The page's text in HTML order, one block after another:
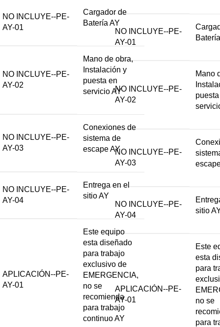
NO INCLUYE--PE-
AY-01
Cargador de
Batería AY
NO INCLUYE--PE-
AY-02
Mano de obra,
Instalación y
puesta en
servicio AY
NO INCLUYE--PE-
AY-03
Conexiones de
sistema de
escape AY
NO INCLUYE--PE-
AY-04
Entrega en el
sitio AY
APLICACIÓN--PE-
AY-01
Este equipo
esta diseñado
para trabajo
exclusivo de
EMERGENCIA,
no se
recomienda
para trabajo
continuo AY
NO INCLUYE--PE-
AY-01
NO INCLUYE--PE-
AY-02
Mano
NO INCLUYE--PE-
AY-03
NO INCLUYE--PE-
AY-04
sitio
APLICACIÓN--PE-
AY-01
Este
esta
para
no se
para